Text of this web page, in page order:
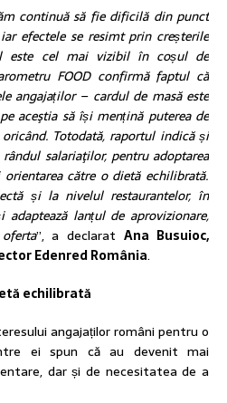
continuă să fie dificilă din punct
efectele se resimt prin creșterile
este cel mai vizibil în coșul de
FOOD confirmă faptul că
angajaților – cardul de masă este
aceştia să își mențină puterea de
Totodată, raportul indică și
salariaţilor, pentru adoptarea
către o dietă echilibrată.
și la nivelul restaurantelor, în
lanțul de aprovizionare,
”, a declaratAna Busuioc,
Edenred România.
echilibrată
angajaților români pentru o
ei spun că au devenit mai
dar și de necesitatea de a